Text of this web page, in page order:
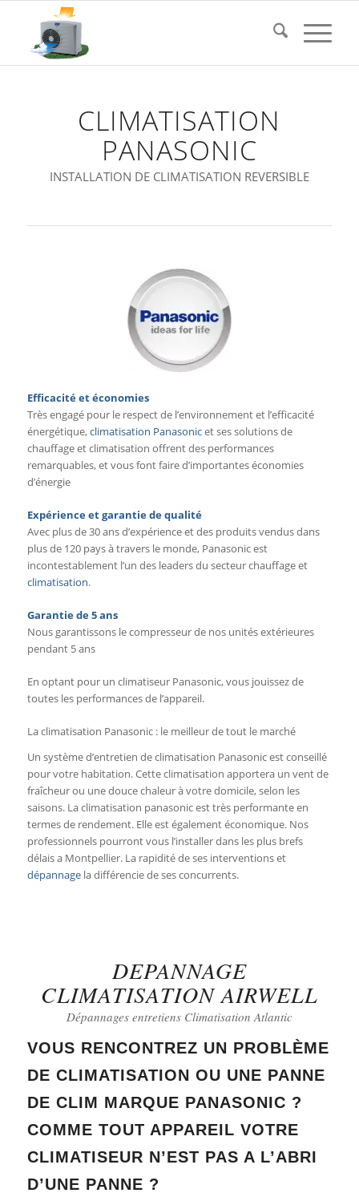
CLIMATISATION
PANASONIC
INSTALLATION DE CLIMATISATION REVERSIBLE
Efficacité et économies
Très engagé pour le respect de l’environnement et l’efficacité
énergétique,climatisation Panasonicet ses solutions de
chauffage et climatisation offrent des performances
remarquables, et vous font faire d’importantes économies
d’énergie
Expérience et garantie de qualité
Avec plus de 30 ans d’expérience et des produits vendus dans
plus de 120 pays à travers le monde, Panasonic est
incontestablement l’un des leaders du secteur chauffage et
climatisation.
Garantie de 5 ans
Nous garantissons le compresseur de nos unités extérieures
pendant 5 ans
En optant pour un climatiseur Panasonic, vous jouissez de
toutes les performances de l’appareil.
La climatisation Panasonic : le meilleur de tout le marché
Un système d’entretien de climatisation Panasonic est conseillé
pour votre habitation. Cette climatisation apportera un vent de
fraîcheur ou une douce chaleur à votre domicile, selon les
saisons. La climatisation panasonic est très performante en
termes de rendement. Elle est également économique. Nos
professionnels pourront vous l’installer dans les plus brefs
délais a Montpellier. La rapidité de ses interventions et
dépannagela différencie de ses concurrents.
DEPANNAGE
CLIMATISATION AIRWELL
Dépannages entretiens Climatisation Atlantic
VOUS RENCONTREZ UN PROBLÈME
DE CLIMATISATION OU UNE PANNE
DE CLIM MARQUE PANASONIC ?
COMME TOUT APPAREIL VOTRE
CLIMATISEUR N’EST PAS A L’ABRI
D’UNE PANNE ?